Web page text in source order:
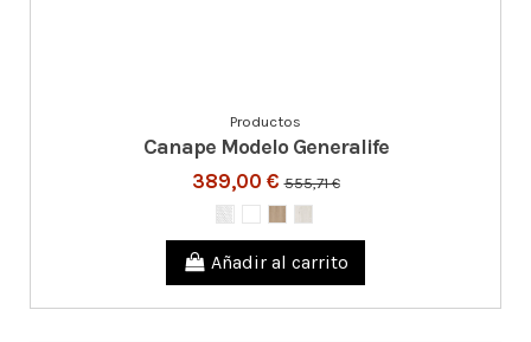
Productos
Canape Modelo Generalife
389,00 €555,71 €
Añadir al carrito